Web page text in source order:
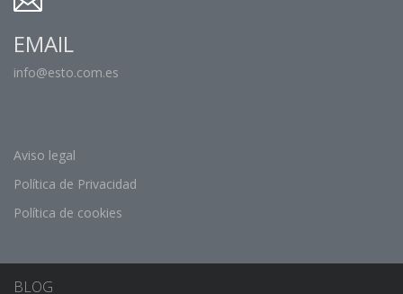
EMAIL
info@esto.com.es
Aviso legal
Política de Privacidad
Política de cookies
BLOG